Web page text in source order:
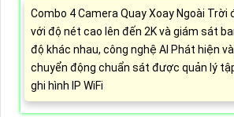
Combo 4 Camera Quay Xoay Ngoài Trời
với độ nét cao lên đến 2K và giám sát
độ khác nhau, công nghệ AI Phát hiện
chuyển động chuẩn sát được quản lý
ghi hình IP WiFi